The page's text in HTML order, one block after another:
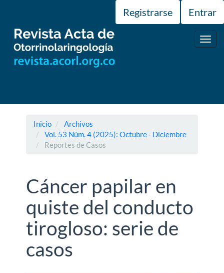
principal
Barra
lateral
Registrarse Entrar
Inicio
Archivos
Vol. 53 Núm. 4 (2025): Octubre - Diciembre
Reportes de Casos
Cáncer papilar en
quiste del conducto
tirogloso: serie de
casos